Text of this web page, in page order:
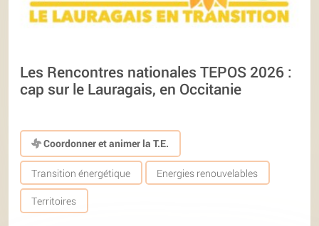
Les Rencontres nationales TEPOS 2026 :
cap sur le Lauragais, en Occitanie
Coordonner et animer la T.E.
Transition énergétique Energies renouvelables
Territoires